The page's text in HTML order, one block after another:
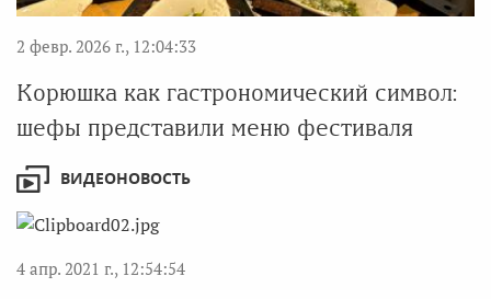
2 февр. 2026 г., 12:04:33
Корюшка как гастрономический символ:
шефы представили меню фестиваля
ВИДЕОНОВОСТЬ
4 апр. 2021 г., 12:54:54